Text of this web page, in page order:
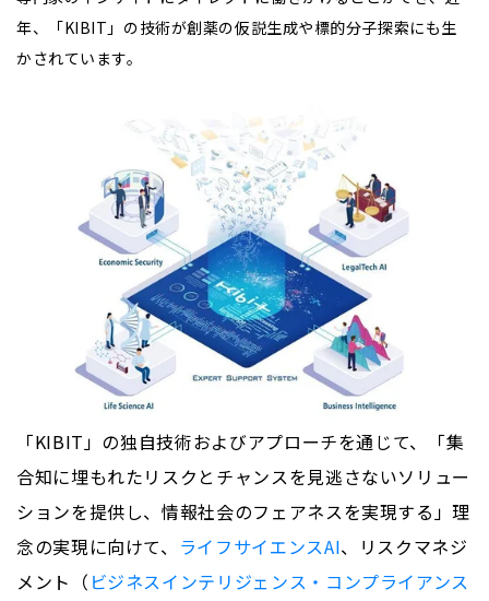
年、「KIBIT」 の技術が創薬の仮説生成や標的分子探索にも生
かされています。
「KIBIT」の独自技術およびアプローチを通じて、「集
合知に埋もれたリスクとチャンスを見逃さないソリュー
ションを提供し、情報社会のフェアネスを実現する」理
念の実現に向けて、 ライフサイエンスAI、リスクマネジ
メント（ ビジネスインテリジェンス・コンプライアンス